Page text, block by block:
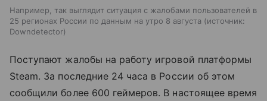
Например, так выглядит ситуация с жалобами пользователей в
25 регионах России по данным на утро 8 августа
источник:
Downdetector
Поступают жалобы на работу игровой платформы
Steam. За последние 24 часа в России об этом
сообщили более 600 геймеров. В настоящее время